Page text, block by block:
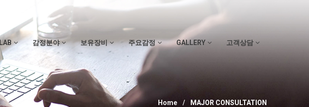
LAB 감정분야 보유장비 주요감정 GALLERY 고객상담
Home MAJOR CONSULTATION